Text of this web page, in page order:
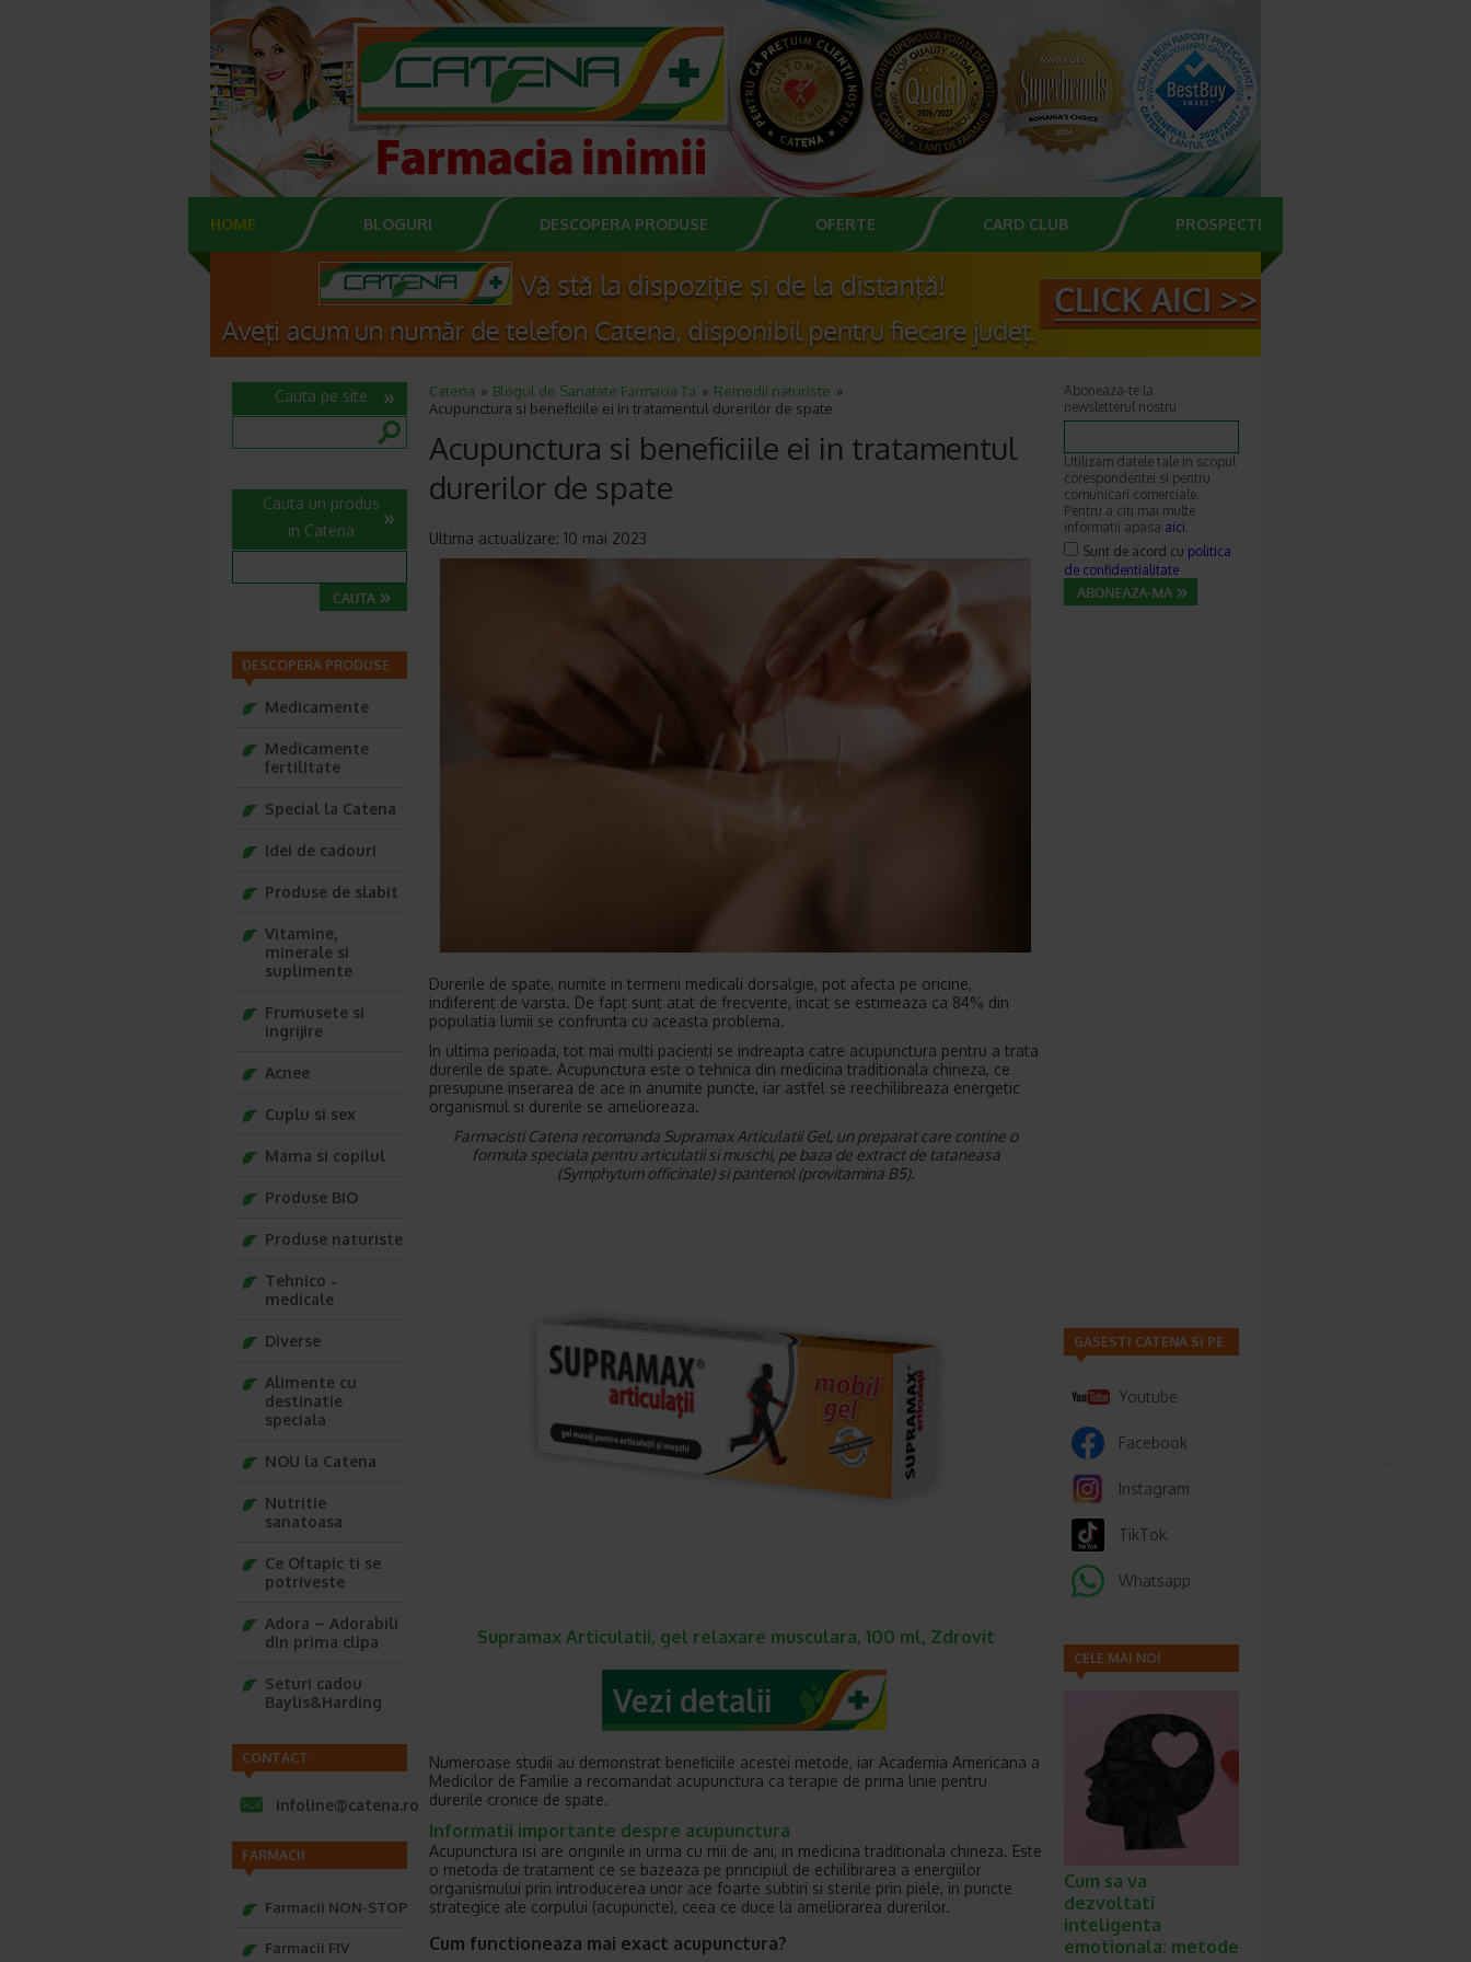
HOME BLOGURI DESCOPERA PRODUSE OFERTE CARD CLUB PROSPECTE
Catena Blogul de Sanatate Farmacia Ta
Remedii naturiste
Acupunctura si beneficiile ei in tratamentul durerilor de spate
Acupunctura si beneficiile ei in tratamentul
durerilor de spate
Ultima actualizare: 10 mai 2023
Durerile de spate, numite in termeni medicali dorsalgie, pot afecta pe oricine,
indiferent de varsta. De fapt sunt atat de frecvente, incat se estimeaza ca 84% din
populatia lumii se confrunta cu aceasta problema.
In ultima perioada, tot mai multi pacienti se indreapta catre acupunctura pentru a trata
durerile de spate. Acupunctura este o tehnica din medicina traditionala chineza, ce
presupune inserarea de ace in anumite puncte, iar astfel se reechilibreaza energetic
organismul si durerile se amelioreaza.
Farmacisti Catena recomanda Supramax Articulatii Gel, un preparat care contine o
formula speciala pentru articulatii si muschi, pe baza de extract de tataneasa
(Symphytum officinale) si pantenol (provitamina B5).
Supramax Articulatii, gel relaxare musculara, 100 ml, Zdrovit
Vezi detalii
Numeroase studii au demonstrat beneficiile acestei metode, iar Academia Americana a
Medicilor de Familie a recomandat acupunctura ca terapie de prima linie pentru
durerile cronice de spate.
Informatii importante despre acupunctura
Acupunctura isi are originile in urma cu mii de ani, in medicina traditionala chineza. Este
o metoda de tratament ce se bazeaza pe principiul de echilibrarea a energiilor
organismului prin introducerea unor ace foarte subtiri si sterile prin piele, in puncte
strategice ale corpului (acupuncte), ceea ce duce la ameliorarea durerilor.
Cum functioneaza mai exact acupunctura?
Cauta pe site
Cauta un produs
in Catena
DESCOPERA PRODUSE
Medicamente
Medicamente
fertilitate
Special la Catena
Idei de cadouri
Produse de slabit
Vitamine,
minerale si
suplimente
Frumusete si
ingrijire
Acnee
Cuplu si sex
Mama si copilul
Produse BIO
Produse naturiste
Tehnico -
medicale
Diverse
Alimente cu
destinatie
speciala
NOU la Catena
Nutritie
sanatoasa
Ce Oftapic ti se
potriveste
Adora – Adorabili
din prima clipa
Seturi cadou
Baylis&Harding
CONTACT
infoline@catena.ro
FARMACII
Farmacii NON-STOP
Farmacii FIV
Aboneaza-te la
newsletterul nostru
Utilizam datele tale in scopul
corespondentei si pentru
comunicari comerciale.
Pentru a citi mai multe
informatii apasa aici.
Sunt de acord cu politica
de confidentialitate
GASESTI CATENA SI PE
Youtube
Facebook
Instagram
TikTok
Whatsapp
CELE MAI NOI
Cum sa va
dezvoltati
inteligenta
emotionala: metode